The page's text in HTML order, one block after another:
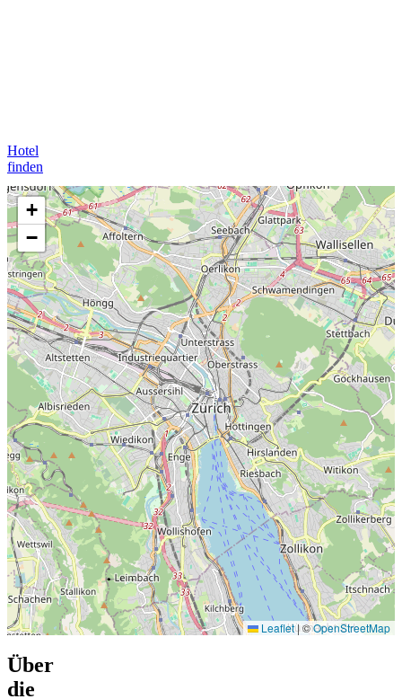
Hotel
finden
+
−
Leaflet|©OpenStreetMap
Über
die